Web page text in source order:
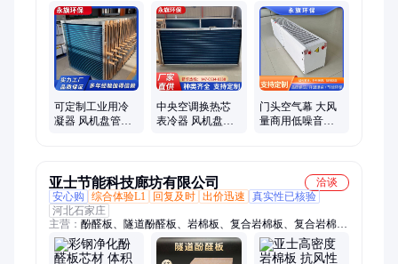
可定制工业用冷
凝器 风机盘管表
中央空调换热芯
表冷器 风机盘管
门头空气幕 大风
量商用低噪音风
亚士节能科技廊坊有限公司
洽谈
安心购
综合体验L1 回复及时 出价迅速
真实性已核验
河北石家庄
主营： 酚醛板、隧道酚醛板、岩棉板、复合岩棉板、复合岩棉保
温板、岩棉复合板外墙保温、外墙岩棉保温板、PF改性酚醛保温
板、双面铝箔酚醛板、高温玻璃棉毡、防火酚醛泡沫保温板、玄